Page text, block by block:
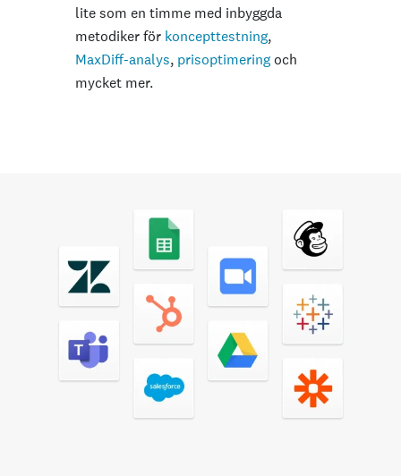
lite som en timme med inbyggda
metodiker för koncepttestning,
MaxDiff-analys, prisoptimering och
mycket mer.